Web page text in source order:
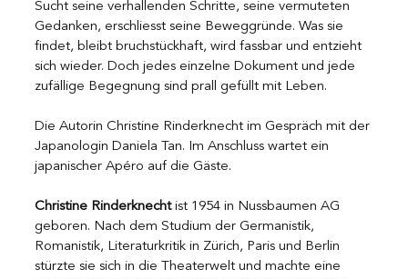
Sucht seine verhallenden Schritte, seine vermuteten
Gedanken, erschliesst seine Beweggründe. Was sie
findet, bleibt bruchstückhaft, wird fassbar und entzieht
sich wieder. Doch jedes einzelne Dokument und jede
zufällige Begegnung sind prall gefüllt mit Leben.
Die Autorin Christine Rinderknecht im Gespräch mit der
Japanologin Daniela Tan. Im Anschluss wartet ein
japanischer Apéro auf die Gäste.
Christine Rinderknecht ist 1954 in Nussbaumen AG
geboren. Nach dem Studium der Germanistik,
Romanistik, Literaturkritik in Zürich, Paris und Berlin
stürzte sie sich in die Theaterwelt und machte eine